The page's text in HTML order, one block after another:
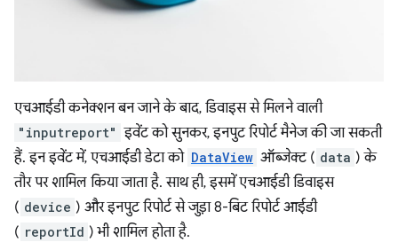
एचआईडी कनेक्शन बन जाने के बाद, डिवाइस से मिलने वाली
"inputreport" इवेंट को सुनकर, इनपुट रिपोर्ट मैनेज की जा सकती
हैं. इन इवेंट में, एचआईडी डेटा को DataView ऑब्जेक्ट ( data ) के
तौर पर शामिल किया जाता है. साथ ही, इसमें एचआईडी डिवाइस
( device ) और इनपुट रिपोर्ट से जुड़ा 8-बिट रिपोर्ट आईडी
( reportId ) भी शामिल होता है.